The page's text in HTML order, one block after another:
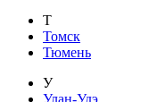
Т
Томск
Тюмень
У